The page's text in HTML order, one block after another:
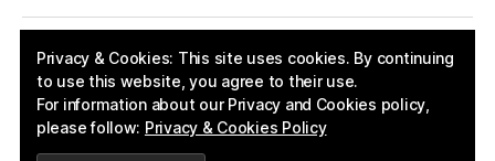
d,
m
u
si
c ,
p
© 2026Apostolos Kritikos
Privacy & Cookies: This site uses cookies. By continuing
to use this website, you agree to their use.
For information about our Privacy and Cookies policy,
please follow: Privacy & Cookies Policy